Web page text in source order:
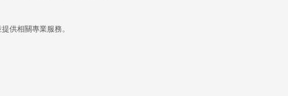
供相關專業服務。